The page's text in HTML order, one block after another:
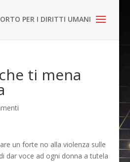
ti mena
un forte no alla violenza sulle
dar voce ad ogni donna a tutela